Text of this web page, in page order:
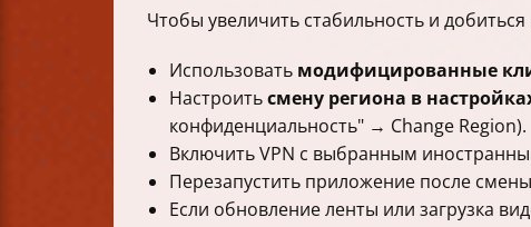
Чтобы увеличить стабильность и
Использовать модифицированные
Настроитьсмену региона в
конфиденциальность" → Change Region).
Включить VPN с выбранным
Перезапустить приложение после
Если обновление ленты или загрузка